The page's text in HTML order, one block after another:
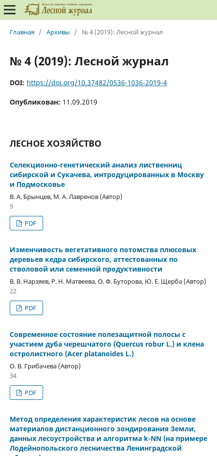
Главная / Архивы / № 4 (2019): Лесной журнал
№ 4 (2019): Лесной журнал
DOI: https://doi.org/10.37482/0536-1036-2019-4
Опубликован: 11.09.2019
ЛЕСНОЕ ХОЗЯЙСТВО
Селекционно-генетический анализ лиственниц
сибирской и Сукачева, интродуцированных в Москву
и Подмосковье
В. А. Брынцев, М. А. Лавренов (Автор)
9
PDF
Изменчивость вегетативного потомства плюсовых
деревьев кедра сибирского, аттестованных по
стволовой или семенной продуктивности
В. В. Нарзяев, Р. Н. Матвеева, О. Ф. Буторова, Ю. Е. Щерба (Автор)
22
PDF
Современное состояние полезащитной полосы с
участием дуба черешчатого (Quercus robur L.) и клена
остролистного (Acer platanoides L.)
О. В. Грибачева (Автор)
34
PDF
Метод определения характеристик лесов на основе
материалов дистанционного зондирования Земли,
данных лесоустройства и алгоритма k-NN (на примере
Лодейнопольского лесничества Ленинградской